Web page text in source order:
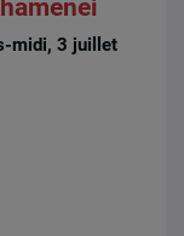
midi, 3 juillet